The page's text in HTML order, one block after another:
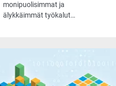
monipuolisimmat ja
älykkäimmät työkalut
oikeellisuudesta, mahdollistaa
muotoilun, kilpailuttaa
toimittajat ja jopa vahtii